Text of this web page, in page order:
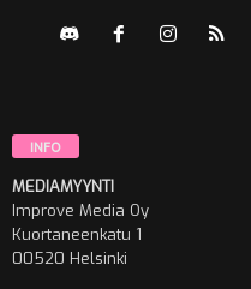
INFO
MEDIAMYYNTI
Improve Media Oy
Kuortaneenkatu 1
00520 Helsinki